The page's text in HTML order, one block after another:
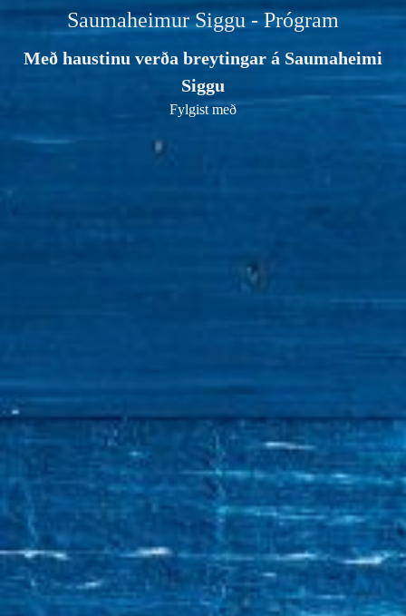
Saumaheimur Siggu - Prógram
Með haustinu verða breytingar á Saumaheimi
Siggu
Fylgist með